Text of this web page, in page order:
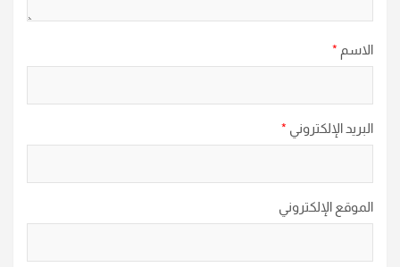
الاسم *
البريد الإلكتروني *
الموقع الإلكتروني